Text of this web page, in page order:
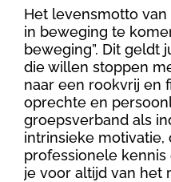
Het levensmotto van
in beweging te
beweging”. Dit geldt
die willen stoppen
naar een rookvrij en
oprechte en
groepsverband als
intrinsieke
professionele
je voor altijd van het